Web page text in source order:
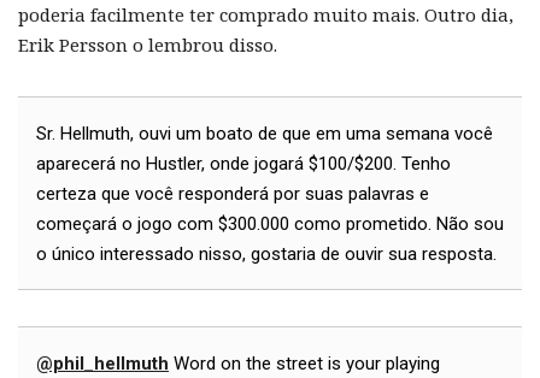
poderia facilmente ter comprado muito mais. Outro dia,
Erik Persson o lembrou disso.
Sr. Hellmuth, ouvi um boato de que em uma semana você
aparecerá no Hustler, onde jogará $100/$200. Tenho
certeza que você responderá por suas palavras e
começará o jogo com $300.000 como prometido. Não sou
o único interessado nisso, gostaria de ouvir sua resposta.
@phil_hellmuth Word on the street is your playing